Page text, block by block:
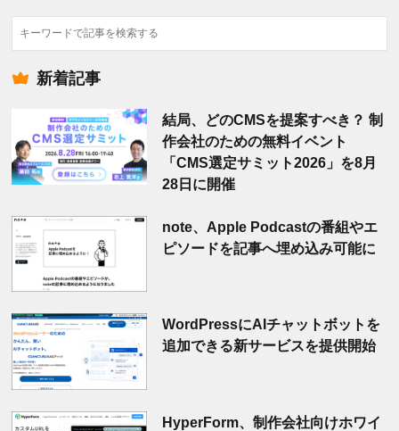
検
索
新着記事
結局、どのCMSを提案すべき？ 制
作会社のための無料イベント
「CMS選定サミット2026」を8月
28日に開催
note、Apple Podcastの番組やエ
ピソードを記事へ埋め込み可能に
WordPressにAIチャットボットを
追加できる新サービスを提供開始
HyperForm、制作会社向けホワイ